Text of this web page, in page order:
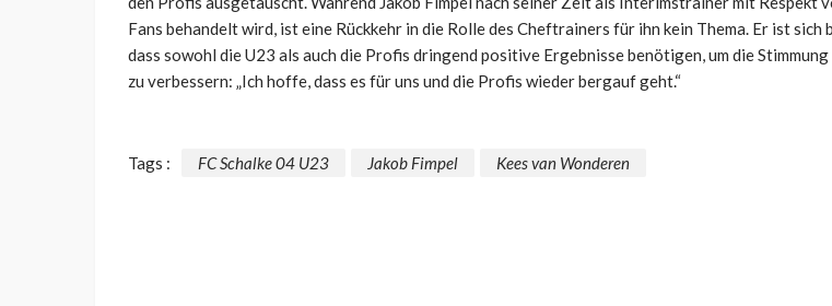
Fans behandelt wird, ist eine Rückkehr in die Rolle des Cheftrainers für ihn kein Thema. Er ist sich
dass sowohl die U23 als auch die Profis dringend positive Ergebnisse benötigen, um die Stimmung
zu verbessern: „Ich hoffe, dass es für uns und die Profis wieder bergauf geht.“
Tags : FC Schalke 04 U23 Jakob Fimpel Kees van Wonderen